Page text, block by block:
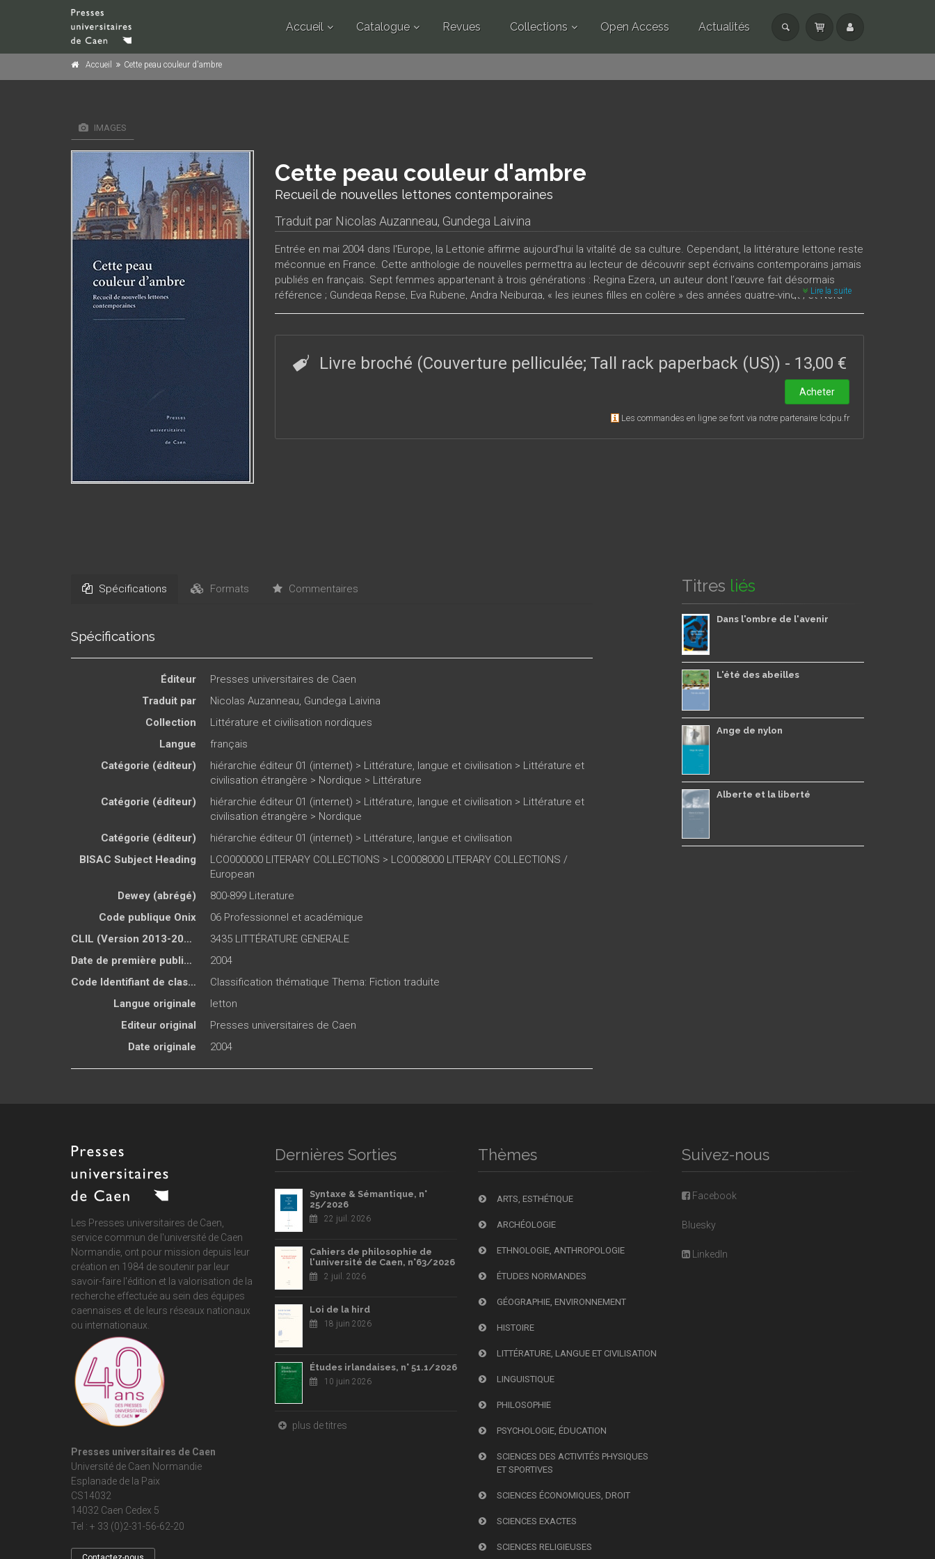
Accueil Catalogue Revues Collections Open Access Actualités
Accueil Cette peau couleur d'ambre
IMAGES
Cette peau couleur d'ambre
Recueil de nouvelles lettones contemporaines
Traduit par Nicolas Auzanneau, Gundega Laivina
Entrée en mai 2004 dans l'Europe, la Lettonie affirme aujourd’hui la vitalité de sa culture. Cependant, la littérature lettone reste
méconnue en France. Cette anthologie de nouvelles permettra au lecteur de découvrir sept écrivains contemporains jamais
publiés en français. Sept femmes appartenant à trois générations : Regina Ezera, un auteur dont l’œuvre fait désormais
référence ; Gundega Repse, Eva Rubene, Andra Neiburga, « les jeunes filles en colère » des années quatre-vingt ; et Nora
Ikstena, Inga Abele, Ruta Mezavilka, trois jeunes écrivains témoins des nouvelles orientations de la littérature lettone. Au fil
Lire la suite
Livre broché (Couverture pelliculée; Tall rack paperback (US)) - 13,00 €
Acheter
Les commandes en ligne se font via notre partenaire lcdpu.fr
Spécifications Formats Commentaires
Spécifications
Éditeur
Presses universitaires de Caen
Traduit par
Nicolas Auzanneau, Gundega Laivina
Collection
Littérature et civilisation nordiques
Langue
français
Catégorie (éditeur)
hiérarchie éditeur 01 (internet) > Littérature, langue et civilisation > Littérature et
civilisation étrangère > Nordique > Littérature
Catégorie (éditeur)
hiérarchie éditeur 01 (internet) > Littérature, langue et civilisation > Littérature et
civilisation étrangère > Nordique
Catégorie (éditeur)
hiérarchie éditeur 01 (internet) > Littérature, langue et civilisation
BISAC Subject Heading
LCO000000 LITERARY COLLECTIONS > LCO008000 LITERARY COLLECTIONS /
European
Dewey (abrégé)
800-899 Literature
Code publique Onix
06 Professionnel et académique
CLIL (Version 2013-2019 )
3435 LITTÉRATURE GENERALE
Date de première publication du titre
2004
Code Identifiant de classement sujet
Classification thématique Thema: Fiction traduite
Langue originale
letton
Editeur original
Presses universitaires de Caen
Date originale
2004
Titres liés
Dans l'ombre de l'avenir
L'été des abeilles
Ange de nylon
Alberte et la liberté
Les Presses universitaires de Caen,
service commun de l'université de Caen
Normandie, ont pour mission depuis leur
création en 1984 de soutenir par leur
savoir-faire l'édition et la valorisation de la
recherche effectuée au sein des équipes
caennaises et de leurs réseaux nationaux
ou internationaux.
Presses universitaires de Caen
Université de Caen Normandie
Esplanade de la Paix
CS14032
14032 Caen Cedex 5
Tel : + 33 (0)2-31-56-62-20
Dernières Sorties
Syntaxe & Sémantique, n°
25/2026
22 juil. 2026
Cahiers de philosophie de
l'université de Caen, n°63/2026
2 juil. 2026
Loi de la hird
18 juin 2026
Études irlandaises, n° 51.1/2026
10 juin 2026
plus de titres
Thèmes
ARTS, ESTHÉTIQUE
ARCHÉOLOGIE
ETHNOLOGIE, ANTHROPOLOGIE
ÉTUDES NORMANDES
GÉOGRAPHIE, ENVIRONNEMENT
HISTOIRE
LITTÉRATURE, LANGUE ET CIVILISATION
LINGUISTIQUE
PHILOSOPHIE
PSYCHOLOGIE, ÉDUCATION
SCIENCES DES ACTIVITÉS PHYSIQUES
ET SPORTIVES
SCIENCES ÉCONOMIQUES, DROIT
SCIENCES EXACTES
SCIENCES RELIGIEUSES
Suivez-nous
Facebook
Bluesky
LinkedIn